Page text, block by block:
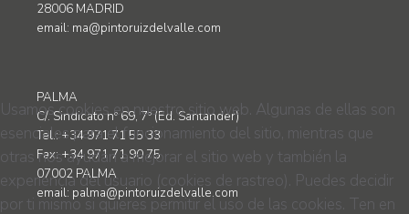
28006 MADRID
email: ma@pintoruizdelvalle.com
PALMA
C/. Sindicato nº 69, 7º (Ed. Santander)
Tel.: +34 971 71 55 33
Fax: +34 971 71 90 75
07002 PALMA
email: palma@pintoruizdelvalle.com
Usamos cookies en nuestro sitio web. Algunas de ellas son
esenciales para el funcionamiento del sitio, mientras que
otras nos ayudan a mejorar el sitio web y también la
experiencia del usuario (cookies de rastreo). Puedes decidir
por ti mismo si quieres permitir el uso de las cookies. Ten en